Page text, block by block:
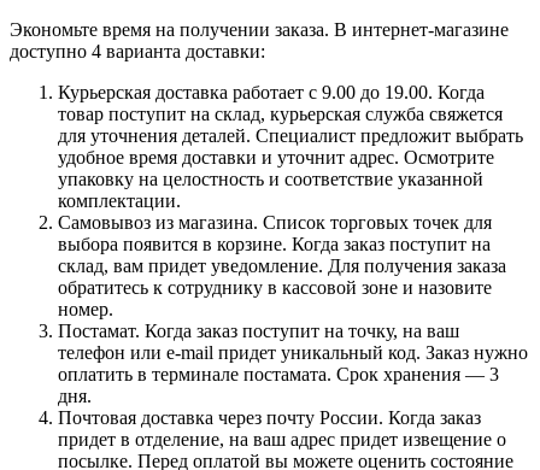
Экономьте время на получении заказа. В интернет-магазине
доступно 4 варианта доставки:
Курьерская доставка работает с 9.00 до 19.00. Когда
товар поступит на склад, курьерская служба свяжется
для уточнения деталей. Специалист предложит выбрать
удобное время доставки и уточнит адрес. Осмотрите
упаковку на целостность и соответствие указанной
комплектации.
Самовывоз из магазина. Список торговых точек для
выбора появится в корзине. Когда заказ поступит на
склад, вам придет уведомление. Для получения заказа
обратитесь к сотруднику в кассовой зоне и назовите
номер.
Постамат. Когда заказ поступит на точку, на ваш
телефон или e-mail придет уникальный код. Заказ нужно
оплатить в терминале постамата. Срок хранения — 3
дня.
Почтовая доставка через почту России. Когда заказ
придет в отделение, на ваш адрес придет извещение о
посылке. Перед оплатой вы можете оценить состояние